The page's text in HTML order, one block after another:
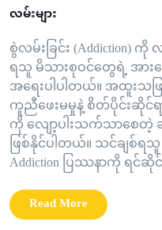
လမ်းများ
စွဲလမ်းခြင်း (Addiction)
ရသူ မိသားစုဝင်တွေရဲ့ အ
အရေးပါပါတယ်။ အထူးသ
ကူညီဖေးမမှုနဲ့ စိတ်ပိုင်းဆိုင်
ကို လျော့ပါးသက်သာစေတဲ့
ဖြစ်နိုင်ပါတယ်။ သင်ချစ်ရ
Addiction ပြဿနာကို ရ
Read More